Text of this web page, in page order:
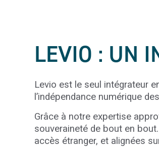
LEVIO : UN
Levio est le seul intégrateur
l’indépendance numérique
Grâce à notre expertise
souveraineté de bout en
accès étranger, et alignées